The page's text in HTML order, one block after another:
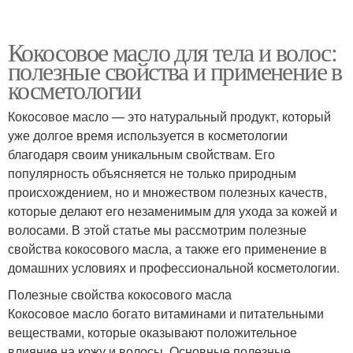
Кокосовое масло для тела и волос:
полезные свойства и применение в
косметологии
Кокосовое масло — это натуральный продукт, который
уже долгое время используется в косметологии
благодаря своим уникальным свойствам. Его
популярность объясняется не только природным
происхождением, но и множеством полезных качеств,
которые делают его незаменимым для ухода за кожей и
волосами. В этой статье мы рассмотрим полезные
свойства кокосового масла, а также его применение в
домашних условиях и профессиональной косметологии.
Полезные свойства кокосового масла
Кокосовое масло богато витаминами и питательными
веществами, которые оказывают положительное